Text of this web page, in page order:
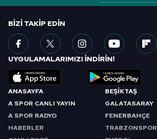
ANASAYFA
A SPOR CANLI YAYIN
A SPOR RADYO
HABERLER
BEŞİKTAŞ
GALATASARAY
FENERBAHÇE
TRABZONSPOR
BIZI TAKIP EDIN
UYGULAMALARIMIZI İNDİRİN!